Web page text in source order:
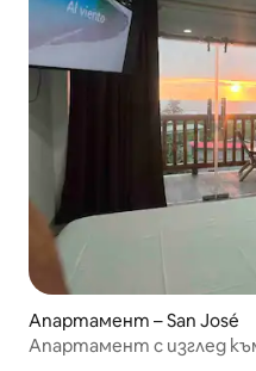
Апартамент – San José
Апартамент с изглед